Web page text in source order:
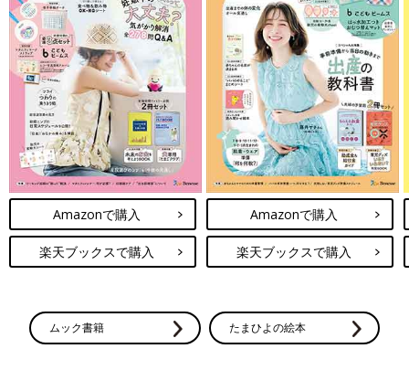
Amazonで購入
楽天ブックスで購入
Amazonで購入
楽天ブックスで購入
ムック書籍 たまひよの絵本